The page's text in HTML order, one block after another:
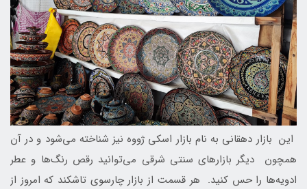
این بازار دهقانی به نام بازار اسکی ژووه نیز شناخته می‌شود و در آن
همچون دیگر بازارهای سنتی شرقی می‌توانید رقص رنگ‌ها و عطر
ادویه‌ها را حس کنید. هر قسمت از بازار چارسوی تاشکند که امروز از